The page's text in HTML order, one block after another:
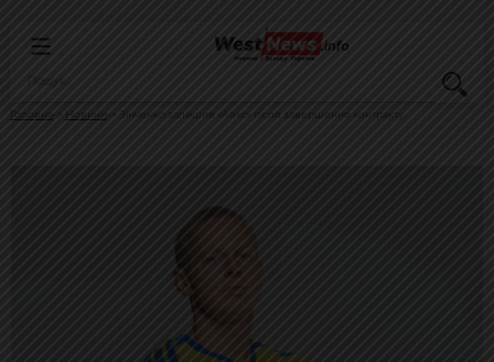
Головна Новини Зінченко залишив «Аякс» після завершення контракту